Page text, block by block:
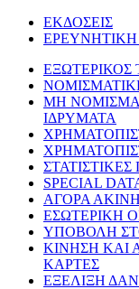
ΕΚΔΟΣΕΙΣ
ΕΡΕΥΝΗΤΙΚΗ
ΜΗ
ΙΔΡΥΜΑΤΑ
SPECIAL
ΑΓΟΡΑ
ΕΣΩΤΕΡΙΚΗ
ΥΠΟΒΟΛΗ
ΚΙΝΗΣΗ
ΚΑΡΤΕΣ
ΕΞΕΛΙΞΗ